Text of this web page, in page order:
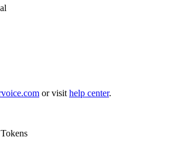
or visit help center.